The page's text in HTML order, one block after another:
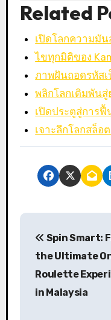
Related
เปิดโลกความมั
ไขทุกมิติของ
ภาพฝันถอดรหัส
พลิกโลกเดิมพัน
เปิดประตูสู่การ
เจาะลึกโลกสล็อ
P
Spin Smart:
the Ultimate
Roulette
in Malaysia